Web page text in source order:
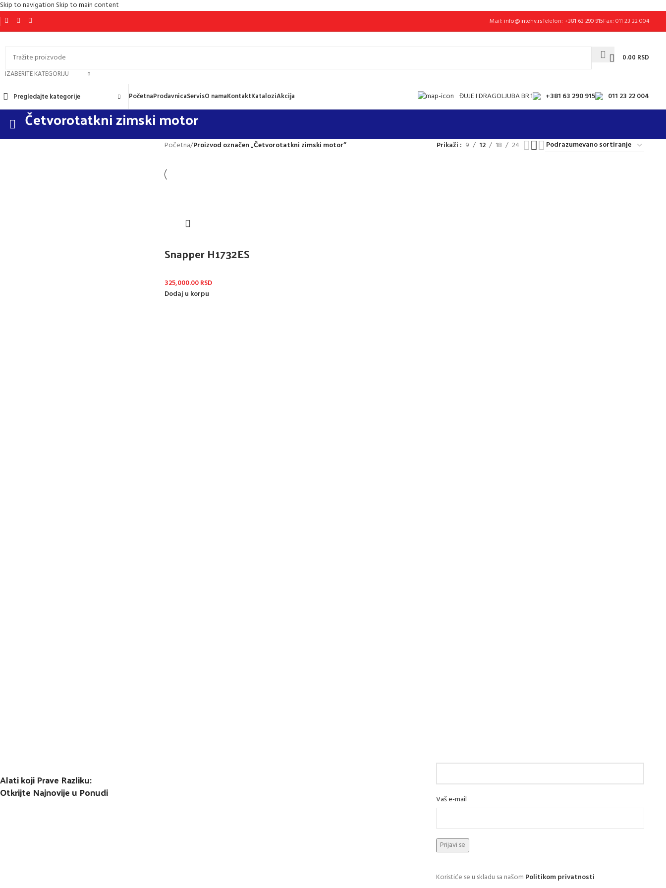
Skip to navigation Skip to main content
Mail: info@intehv.rsTelefon: +381 63 290 915Fax: 011 23 22 004
IZABERITE KATEGORIJU
0.00 RSD
Pregledajte kategorije PočetnaProdavnicaServisO namaKontaktKataloziAkcija ĐUJE I DRAGOLJUBA BR.1 +381 63 290 915 011 23 22 004
Četvorotatkni zimski motor
Početna/Proizvod označen „Četvorotatkni zimski motor“ Prikaži 9 12 18 24
Snapper H1732ES
325,000.00RSD
Dodaj u korpu
Alati koji Prave Razliku:
Otkrijte Najnovije u Ponudi Vaš e-mail
Koristiće se u skladu sa našom Politikom privatnosti